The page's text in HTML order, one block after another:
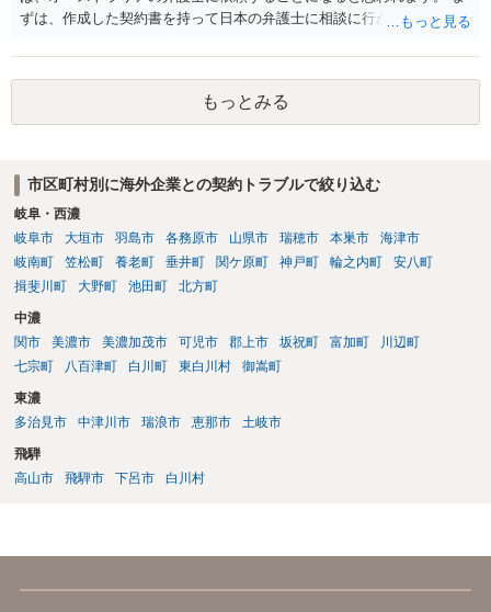
ずは、作成した契約書を持って日本の弁護士に相談に行かれて、契約
もっとみる
市区町村別に海外企業との契約トラブルで絞り込む
岐阜・西濃
岐阜市
大垣市 羽島市 各務原市 山県市 瑞穂市 本巣市
海津市
岐南町
笠松町 養老町 垂井町 関ケ原町 神戸町 輪之内町
安八町
揖斐川町
大野町 池田町 北方町
中濃
関市
美濃市 美濃加茂市 可児市 郡上市 坂祝町 富加町
川辺町
七宗町
八百津町 白川町 東白川村 御嵩町
東濃
多治見市
中津川市 瑞浪市 恵那市 土岐市
飛騨
高山市
飛騨市 下呂市 白川村